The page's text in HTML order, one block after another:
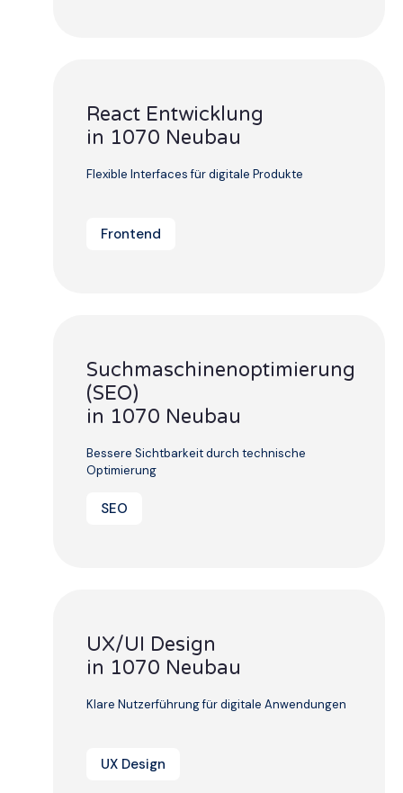
React Entwicklung
in 1070 Neubau
Flexible Interfaces für digitale Produkte
Frontend
Suchmaschinenoptimierung
(SEO)
in 1070 Neubau
Bessere Sichtbarkeit durch technische
Optimierung
SEO
UX/UI Design
in 1070 Neubau
Klare Nutzerführung für digitale Anwendungen
UX Design